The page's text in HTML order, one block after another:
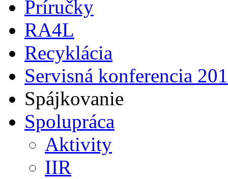
Príručky
RA4L
Recyklácia
Servisná konferencia
Spájkovanie
Spolupráca
Aktivity
IIR